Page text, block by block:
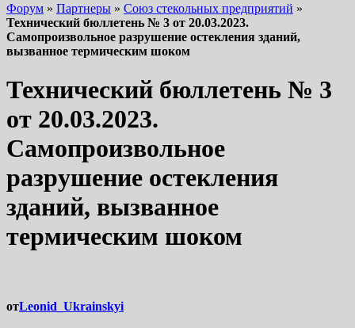
Форум » Партнеры » Союз стекольных предприятий »
Технический бюллетень № 3 от 20.03.2023.
Самопроизвольное разрушение остекления зданий,
вызванное термическим шоком
Технический бюллетень № 3
от 20.03.2023.
Самопроизвольное
разрушение остекления
зданий, вызванное
термическим шоком
отLeonid_Ukrainskyi